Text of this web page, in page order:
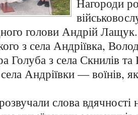
голови Андрій
з села Андріївка,
Голуба з села Скнилів та
Андріївки — воїнів,
слова вдячності